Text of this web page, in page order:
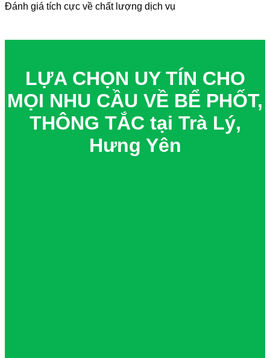
Đánh giá tích cực về chất lượng dịch vụ
LỰA CHỌN UY TÍN CHO
MỌI NHU CẦU VỀ BỂ PHỐT,
THÔNG TẮC tại Trà Lý,
Hưng Yên